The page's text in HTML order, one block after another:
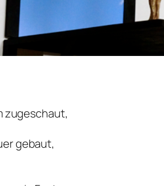
zugeschaut,
gebaut,